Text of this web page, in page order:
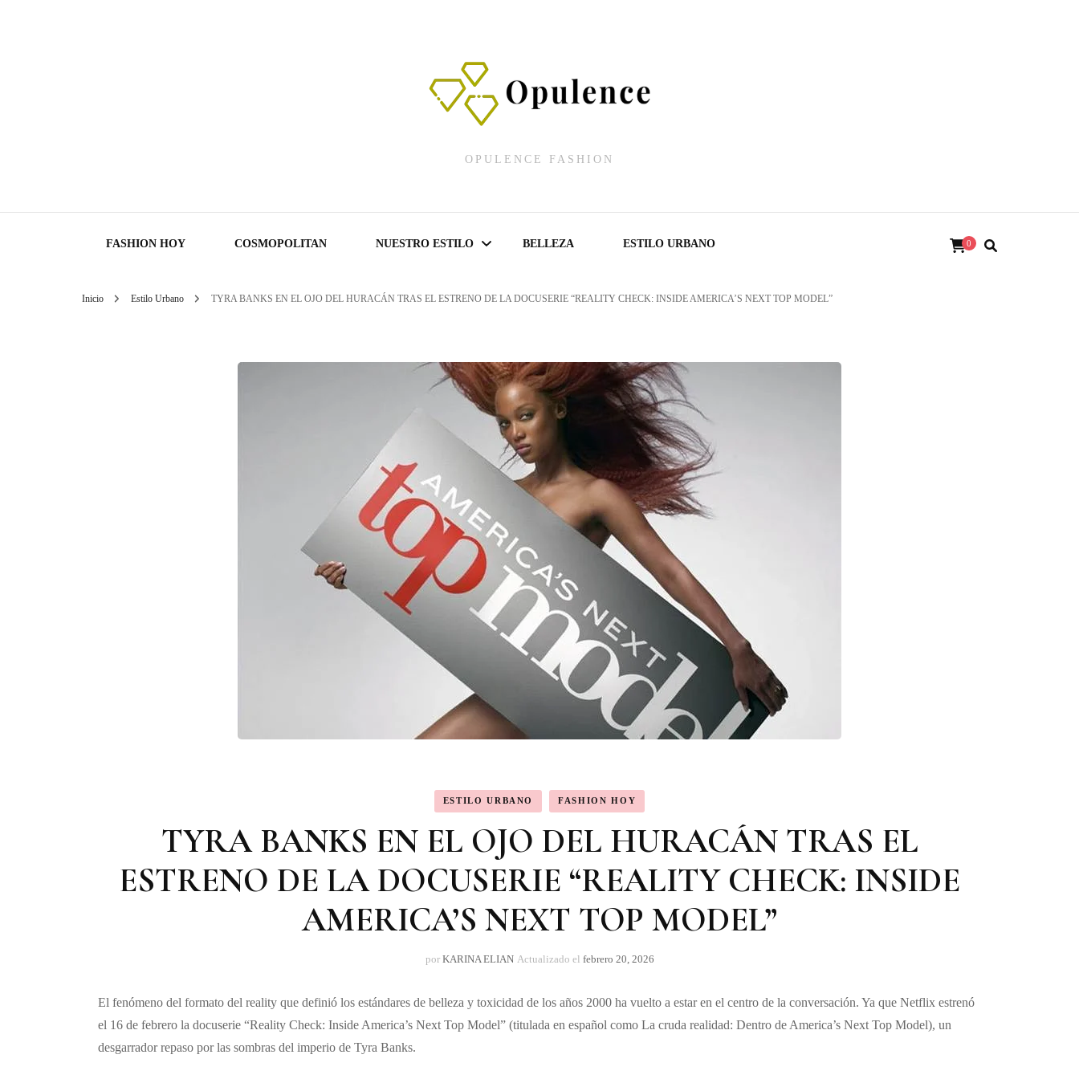
OPULENCE FASHION
FASHION HOY COSMOPOLITAN NUESTRO ESTILO
Trends Redes Sociales
Victoria’s Secret
BELLEZA ESTILO URBANO 0
Inicio Estilo Urbano TYRA BANKS EN EL OJO DEL HURACÁN TRAS EL ESTRENO DE LA DOCUSERIE “REALITY CHECK: INSIDE AMERICA’S NEXT TOP MODEL”
ESTILO URBANO FASHION HOY
TYRA BANKS EN EL OJO DEL HURACÁN TRAS EL
ESTRENO DE LA DOCUSERIE “REALITY CHECK: INSIDE
AMERICA’S NEXT TOP MODEL”
por KARINA ELIAN Actualizado el febrero 20, 2026
El fenómeno del formato del reality que definió los estándares de belleza y toxicidad de los años 2000 ha vuelto a estar en el centro de la conversación. Ya que Netflix estrenó
el 16 de febrero la docuserie “Reality Check: Inside America’s Next Top Model” (titulada en español como La cruda realidad: Dentro de America’s Next Top Model), un
desgarrador repaso por las sombras del imperio de Tyra Banks.